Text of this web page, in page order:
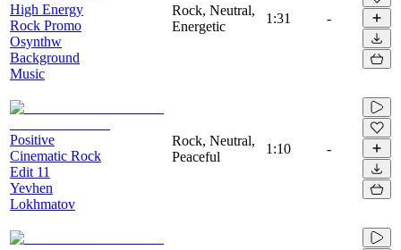
High Energy
Rock Promo
Osynthw
Background
Music
Rock, Neutral,
Energetic
1:31 -
Positive
Cinematic Rock
Edit 11
Yevhen
Lokhmatov
Rock, Neutral,
Peaceful
1:10 -